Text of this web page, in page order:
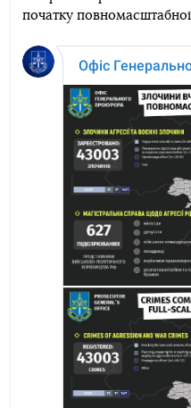
початку повномасштабної